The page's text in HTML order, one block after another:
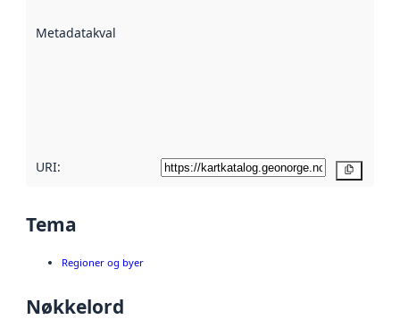
Metadatakvalitet
URI:
Tema
Regioner og byer
Nøkkelord